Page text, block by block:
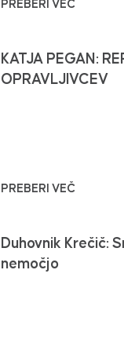
PREBERI VEČ
KATJA PEGAN:
OPRAVLJIVCEV
PREBERI VEČ
Duhovnik Krečič:
nemočjo